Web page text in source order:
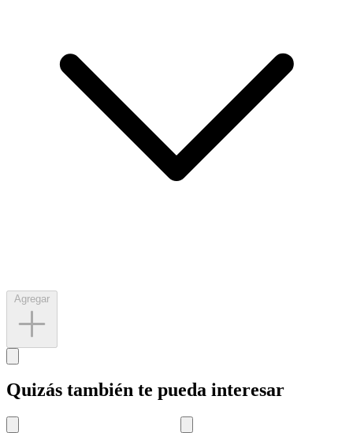
Quizás también te pueda interesar